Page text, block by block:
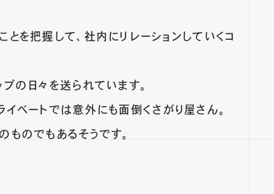
を把握して、社内にリレーションしていくコ
の日々を送られています。
ベートでは意外にも面倒くさがり屋さん。
のでもあるそうです。